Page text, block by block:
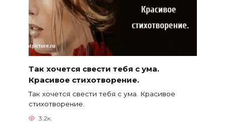
Так хочется свести тебя с ума.
Красивое стихотворение.
Так хочется свести тебя с ума. Красивое
стихотворение.
3.2к.